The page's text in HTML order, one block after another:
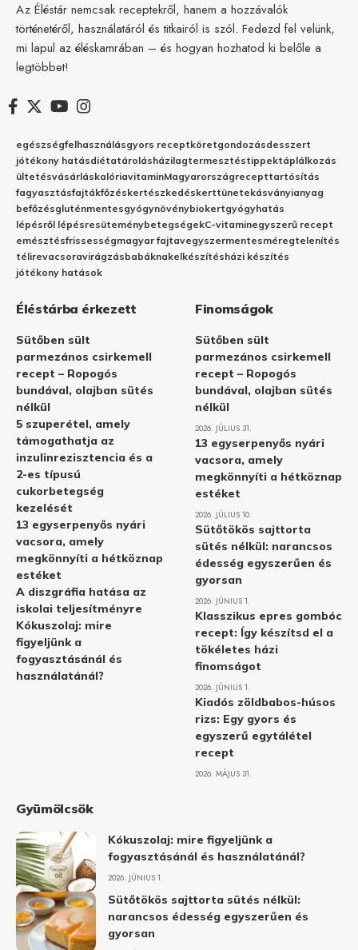
Az Éléstár nemcsak receptekről, hanem a hozzávalók
történetéről, használatáról és titkairól is szól. Fedezd fel velünk,
mi lapul az éléskamrában – és hogyan hozhatod ki belőle a
legtöbbet!
egészségfelhasználásgyors receptköretgondozásdesszert
jótékony hatásdiétatárolásházilagtermesztéstippektáplálkozás
ültetésvásárláskalóriavitaminMagyarországrecepttartósítás
fagyasztásfajtákfőzéskertészkedéskerttünetekásványianyag
befőzésgluténmentesgyógynövénybiokertgyógyhatás
lépésről lépésresüteménybetegségekC-vitaminegyszerű recept
emésztésfrissességmagyar fajtavegyszermentesméregtelenítés
télirevacsoravirágzásbabáknakelkészítésházi készítés
jótékony hatások
Éléstárba érkezett
Sütőben sült
parmezános csirkemell
recept – Ropogós
bundával, olajban sütés
nélkül
5 szuperétel, amely
támogathatja az
inzulinrezisztencia és a
2-es típusú
cukorbetegség
kezelését
13 egyserpenyős nyári
vacsora, amely
megkönnyíti a hétköznap
estéket
A diszgráfia hatása az
iskolai teljesítményre
Kókuszolaj: mire
figyeljünk a
fogyasztásánál és
használatánál?
Finomságok
Sütőben sült
parmezános csirkemell
recept – Ropogós
bundával, olajban sütés
nélkül
2026. JÚLIUS 31.
13 egyserpenyős nyári
vacsora, amely
megkönnyíti a hétköznap
estéket
2026. JÚLIUS 10.
Sütőtökös sajttorta
sütés nélkül: narancsos
édesség egyszerűen és
gyorsan
2026. JÚNIUS 1.
Klasszikus epres gombóc
recept: Így készítsd el a
tökéletes házi
finomságot
2026. JÚNIUS 1.
Kiadós zöldbabos-húsos
rizs: Egy gyors és
egyszerű egytálétel
recept
2026. MÁJUS 31.
Gyümölcsök
Kókuszolaj: mire figyeljünk a
fogyasztásánál és használatánál?
2026. JÚNIUS 1.
Sütőtökös sajttorta sütés nélkül:
narancsos édesség egyszerűen és
gyorsan